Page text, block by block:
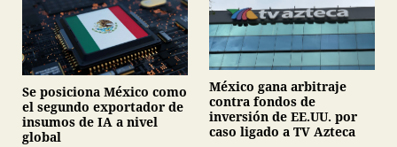
Se posiciona México como
el segundo exportador de
insumos de IA a nivel
global
México gana arbitraje
contra fondos de
inversión de EE.UU. por
caso ligado a TV Azteca